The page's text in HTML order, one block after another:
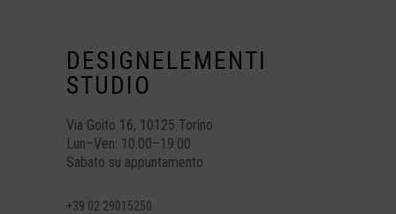
DESIGNELEMENTI
STUDIO
Via Goito 16, 10125 Torino
Lun–Ven: 10.00–19.00
Sabato su appuntamento
+39 02 29015250